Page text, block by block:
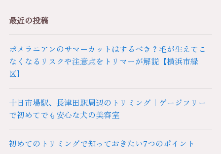
最近の投稿
ポメラニアンのサマーカットはするべき？毛が生えてこ
なくなるリスクや注意点をトリマーが解説【横浜市緑
区】
十日市場駅、長津田駅周辺のトリミング｜ゲージフリー
で初めてでも安心な犬の美容室
初めてのトリミングで知っておきたい7つのポイント